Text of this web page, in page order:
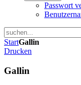
Passwort
StartGallin
Drucken
Gallin